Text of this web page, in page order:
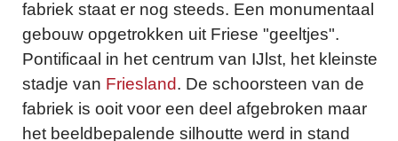
fabriek staat er nog steeds. Een monumentaal
gebouw opgetrokken uit Friese "geeltjes".
Pontificaal in het centrum van IJlst, het kleinste
stadje van Friesland. De schoorsteen van de
fabriek is ooit voor een deel afgebroken maar
het beeldbepalende silhoutte werd in stand